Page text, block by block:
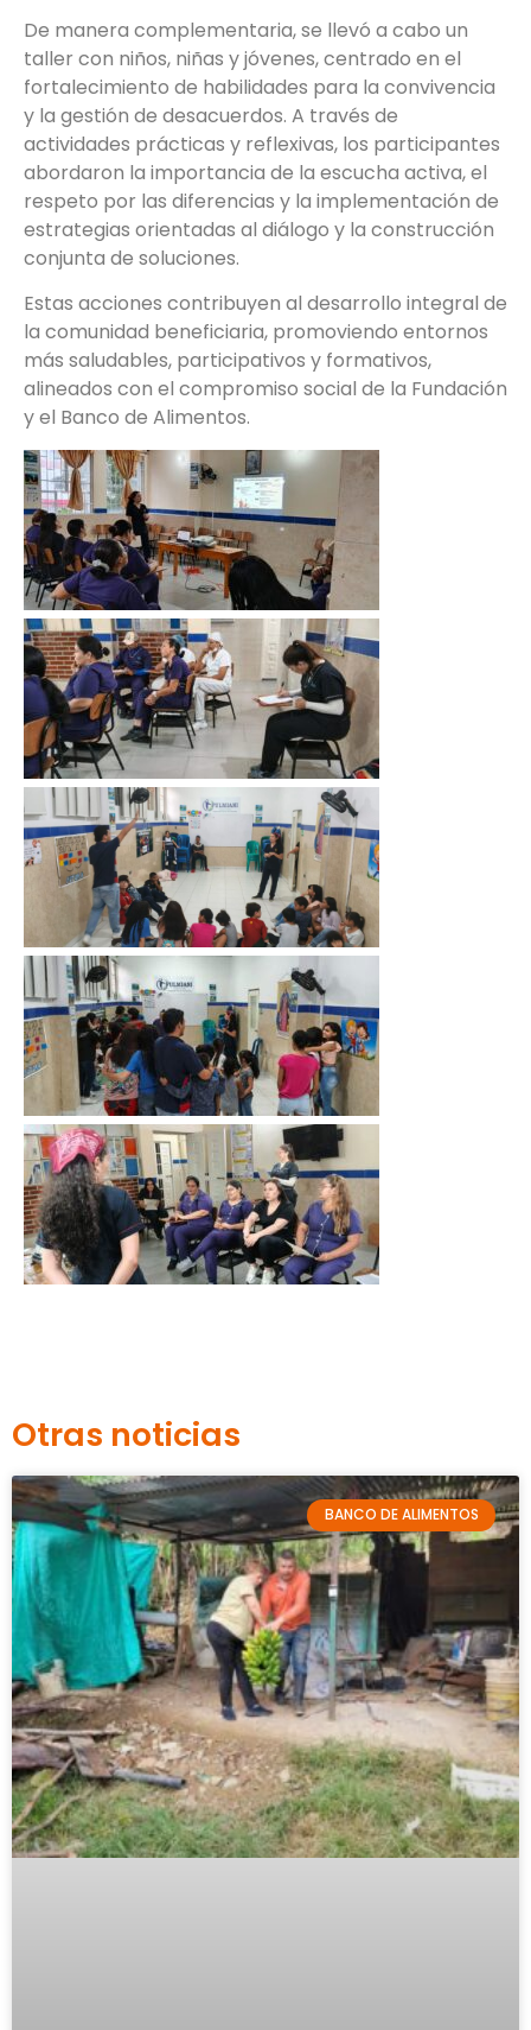
De manera complementaria, se llevó a cabo un
taller con niños, niñas y jóvenes, centrado en el
fortalecimiento de habilidades para la convivencia
y la gestión de desacuerdos. A través de
actividades prácticas y reflexivas, los participantes
abordaron la importancia de la escucha activa, el
respeto por las diferencias y la implementación de
estrategias orientadas al diálogo y la construcción
conjunta de soluciones.
Estas acciones contribuyen al desarrollo integral de
la comunidad beneficiaria, promoviendo entornos
más saludables, participativos y formativos,
alineados con el compromiso social de la Fundación
y el Banco de Alimentos.
Otras noticias
BANCO DE ALIMENTOS